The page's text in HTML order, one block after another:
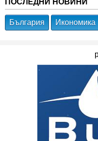
ПОСЛЕДНИ НОВИНИ
България Икономика